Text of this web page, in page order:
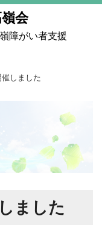
会
障がい者支援
しました
ました